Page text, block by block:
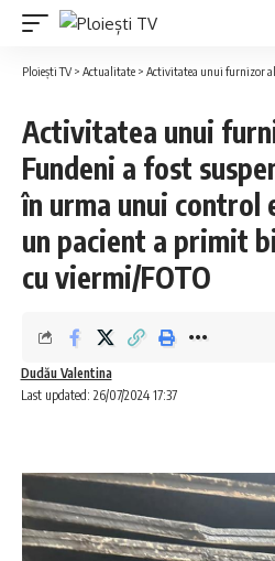
Ploiești TV> Actualitate > Activitatea unui furnizor al Spitalului Fundeni a fost suspendată
Activitatea unui
Fundeni a fost
în urma unui control
un pacient a primit
cu viermi/FOTO
Last updated: 26/07/2024 17:37
Dudău Valentina